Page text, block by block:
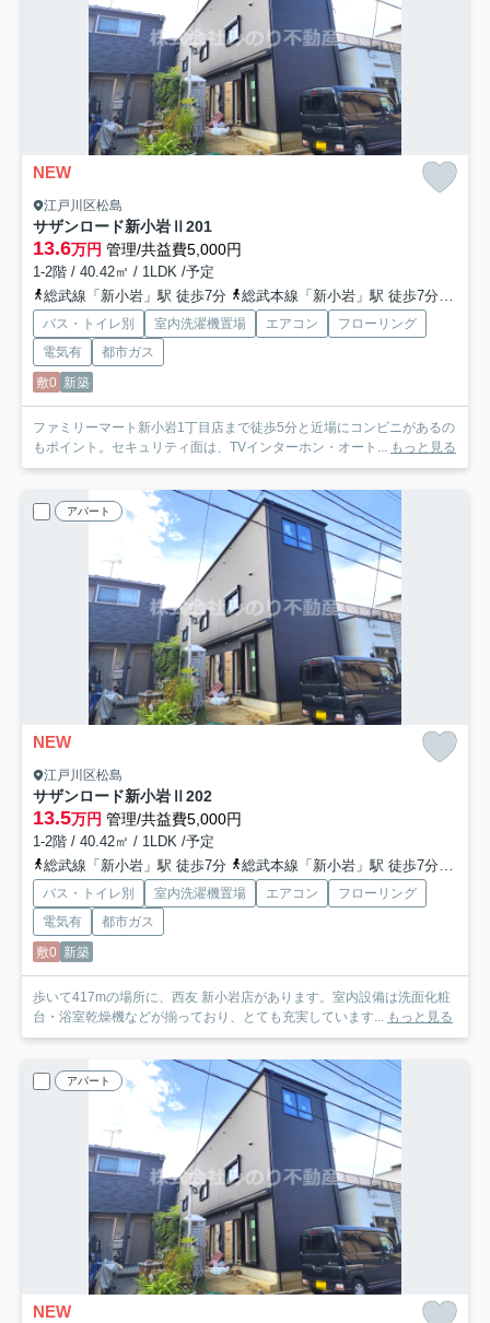
NEW
江戸川区松島
サザンロード新小岩Ⅱ 201
13.6万円 管理/共益費5,000円
1-2階 / 40.42㎡ / 1LDK /予定
総武線「新小岩」駅 徒歩7分
総武本線「新小岩」駅 徒歩7分
バス・トイレ別 室内洗濯機置場 エアコン
フローリング
電気有
都市ガス
敷0 新築
ファミリーマート新小岩1丁目店まで徒歩5分と近場にコンビニがあるの
もポイント。セキュリティ面は、TVインターホン・オート... もっと見る
アパート
NEW
江戸川区松島
サザンロード新小岩Ⅱ 202
13.5万円 管理/共益費5,000円
1-2階 / 40.42㎡ / 1LDK /予定
総武線「新小岩」駅 徒歩7分
総武本線「新小岩」駅 徒歩7分
バス・トイレ別 室内洗濯機置場 エアコン
フローリング
電気有
都市ガス
敷0 新築
歩いて417mの場所に、西友 新小岩店があります。室内設備は洗面化粧
台・浴室乾燥機などが揃っており、とても充実しています... もっと見る
アパート
NEW